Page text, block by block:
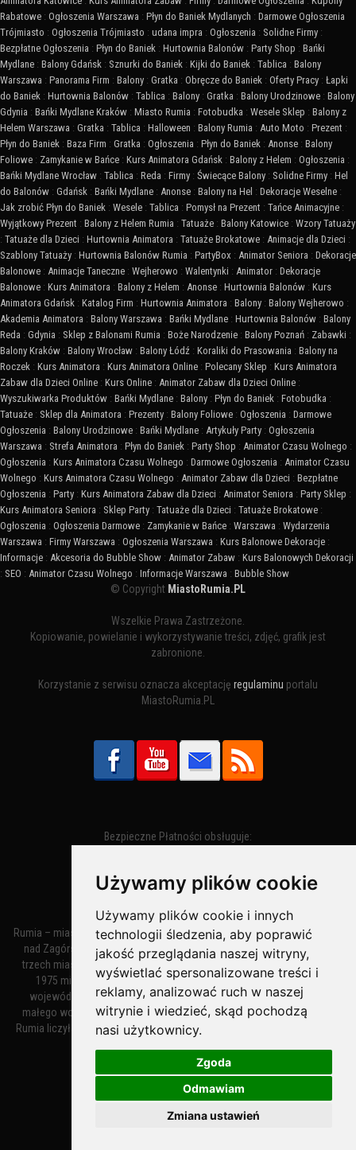
Używamy plików cookie
Używamy plików cookie i innych
technologii śledzenia, aby poprawić
jakość przeglądania naszej witryny,
wyświetlać spersonalizowane treści i
reklamy, analizować ruch w naszej
witrynie i wiedzieć, skąd pochodzą
nasi użytkownicy.
Zgoda
Odmawiam
Zmiana ustawień
Rabatowe : Ogłoszenia Warszawa : Płyn do Baniek Mydlanych : Darmowe Ogłoszenia
Trójmiasto : Ogłoszenia Trójmiasto : udana impra : Ogłoszenia : Solidne Firmy :
Bezpłatne Ogłoszenia : Płyn do Baniek : Hurtownia Balonów : Party Shop : Bańki
Mydlane : Balony Gdańsk : Sznurki do Baniek : Kijki do Baniek : Tablica : Balony
Warszawa : Panorama Firm : Balony : Gratka : Obręcze do Baniek : Oferty Pracy : Łapki
do Baniek : Hurtownia Balonów : Tablica : Balony : Gratka : Balony Urodzinowe : Balony
Gdynia : Bańki Mydlane Kraków : Miasto Rumia : Fotobudka : Wesele Sklep : Balony z
Helem Warszawa : Gratka : Tablica : Halloween : Balony Rumia : Auto Moto : Prezent :
Płyn do Baniek : Baza Firm : Gratka : Ogłoszenia : Płyn do Baniek : Anonse : Balony
Foliowe : Zamykanie w Bańce : Kurs Animatora Gdańsk : Balony z Helem : Ogłoszenia :
Bańki Mydlane Wrocław : Tablica : Reda : Firmy : Świecące Balony : Solidne Firmy : Hel
do Balonów : Gdańsk : Bańki Mydlane : Anonse : Balony na Hel : Dekoracje Weselne :
Jak zrobić Płyn do Baniek : Wesele : Tablica : Pomysł na Prezent : Tańce Animacyjne :
Wyjątkowy Prezent : Balony z Helem Rumia : Tatuaże : Balony Katowice : Wzory Tatuaży
: Tatuaże dla Dzieci : Hurtownia Animatora : Tatuaże Brokatowe : Animacje dla Dzieci :
Szablony Tatuaży : Hurtownia Balonów Rumia : PartyBox : Animator Seniora : Dekoracje
Balonowe : Animacje Taneczne : Wejherowo : Walentynki : Animator : Dekoracje
Balonowe : Kurs Animatora : Balony z Helem : Anonse : Hurtownia Balonów : Kurs
Animatora Gdańsk : Katalog Firm : Hurtownia Animatora : Balony : Balony Wejherowo :
Akademia Animatora : Balony Warszawa : Bańki Mydlane : Hurtownia Balonów : Balony
Reda : Gdynia : Sklep z Balonami Rumia : Boże Narodzenie : Balony Poznań : Zabawki :
Balony Kraków : Balony Wrocław : Balony Łódź : Koraliki do Prasowania : Balony na
Roczek : Kurs Animatora : Kurs Animatora Online : Polecany Sklep : Kurs Animatora
Zabaw dla Dzieci Online : Kurs Online : Animator Zabaw dla Dzieci Online :
Wyszukiwarka Produktów : Bańki Mydlane : Balony : Płyn do Baniek : Fotobudka :
Tatuaże : Sklep dla Animatora : Prezenty : Balony Foliowe : Ogłoszenia : Darmowe
Ogłoszenia : Balony Urodzinowe : Bańki Mydlane : Artykuły Party : Ogłoszenia
Warszawa : Strefa Animatora : Płyn do Baniek : Party Shop : Animator Czasu Wolnego :
Ogłoszenia : Kurs Animatora Czasu Wolnego : Darmowe Ogłoszenia : Animator Czasu
Wolnego : Kurs Animatora Czasu Wolnego : Animator Zabaw dla Dzieci : Bezpłatne
Ogłoszenia : Party : Kurs Animatora Zabaw dla Dzieci : Animator Seniora : Party Sklep :
Kurs Animatora Seniora : Sklep Party : Tatuaże dla Dzieci : Tatuaże Brokatowe :
Ogłoszenia : Ogłoszenia Darmowe : Zamykanie w Bańce : Warszawa : Wydarzenia
Warszawa : Firmy Warszawa : Ogłoszenia Warszawa : Kurs Balonowe Dekoracje :
Informacje : Akcesoria do Bubble Show : Animator Zabaw : Kurs Balonowych Dekoracji
: SEO : Animator Czasu Wolnego : Informacje Warszawa : Bubble Show
© Copyright MiastoRumia.PL
Wszelkie Prawa Zastrzeżone.
Kopiowanie, powielanie i wykorzystywanie treści, zdjęć, grafik jest
zabronione.
Korzystanie z serwisu oznacza akceptację regulaminu portalu
MiastoRumia.PL
Bezpieczne Płatności obsługuje:
Rumia – miasto w województwie pomorskim, w powiecie wejherowskim
nad Zagórską Strugą. Z miastami Wejherowem i Redą tworzy zespół
trzech miast zwany Małym Trójmiastem Kaszubskim. W latach 1945–
1975 miasto administracyjnie należało do tak zwanego dużego
województwa gdańskiego, a w latach 1975–1998 do tak zwanego
małego województwa gdańskiego. Według danych z 1 stycznia 2018
Rumia liczyła 48 632 mieszkańców. Jest największym polskim miastem